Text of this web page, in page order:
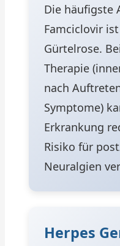
Die häufigste
Famciclovir
Gürtelrose.
Therapie
nach
Symptome)
Erkrankung
Risiko für
Neuralgien
Herpes